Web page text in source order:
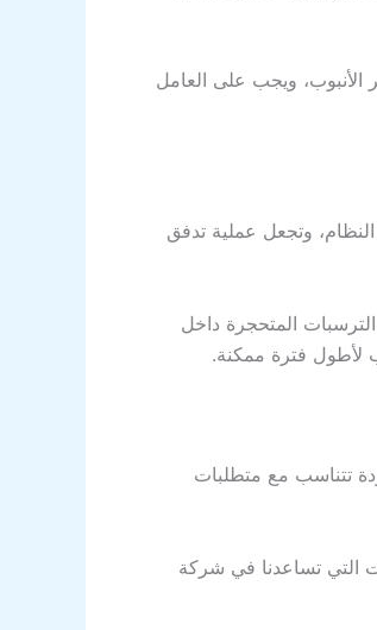
ويجب على العامل
وتجعل عملية تدفق
المتحجرة داخل
لأطول فترة ممكنة.
تتناسب مع متطلبات
التي تساعدنا في شركة